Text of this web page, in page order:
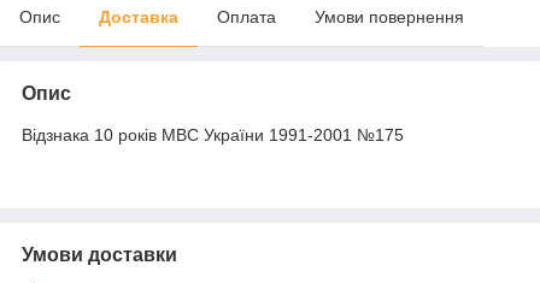
Опис Доставка Оплата Умови повернення
Опис
Відзнака 10 років МВС України 1991-2001 №175
Умови доставки